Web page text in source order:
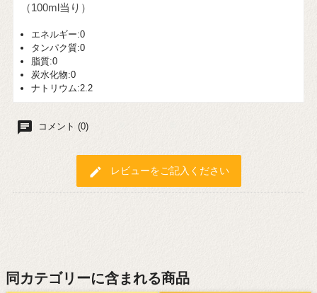
（100ml当り）
エネルギー:0
タンパク質:0
脂質:0
炭水化物:0
ナトリウム:2.2
chat コメント (0)
edit レビューをご記入ください
同カテゴリーに含まれる商品